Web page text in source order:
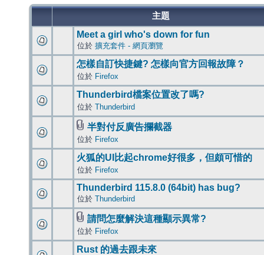
主題
Meet a girl who's down for fun
位於 擴充套件 - 網頁瀏覽
怎樣自訂快捷鍵? 怎樣向官方回報故障？
位於 Firefox
Thunderbird檔案位置改了嗎?
位於 Thunderbird
半對付反廣告攔截器
位於 Firefox
火狐的UI比起chrome好很多，但頗可惜的
位於 Firefox
Thunderbird 115.8.0 (64bit) has bug?
位於 Thunderbird
請問怎麼解決這種顯示異常?
位於 Firefox
Rust 的過去跟未來